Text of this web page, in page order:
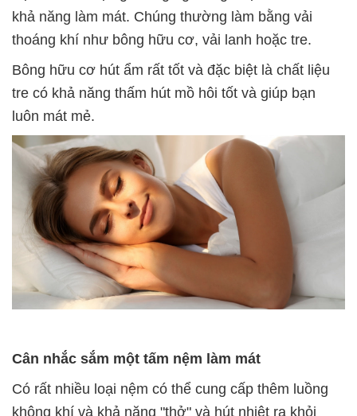
khả năng làm mát. Chúng thường làm bằng vải
thoáng khí như bông hữu cơ, vải lanh hoặc tre.
Bông hữu cơ hút ẩm rất tốt và đặc biệt là chất liệu
tre có khả năng thấm hút mồ hôi tốt và giúp bạn
luôn mát mẻ.
Cân nhắc sắm một tấm nệm làm mát
Có rất nhiều loại nệm có thể cung cấp thêm luồng
không khí và khả năng "thở" và hút nhiệt ra khỏi